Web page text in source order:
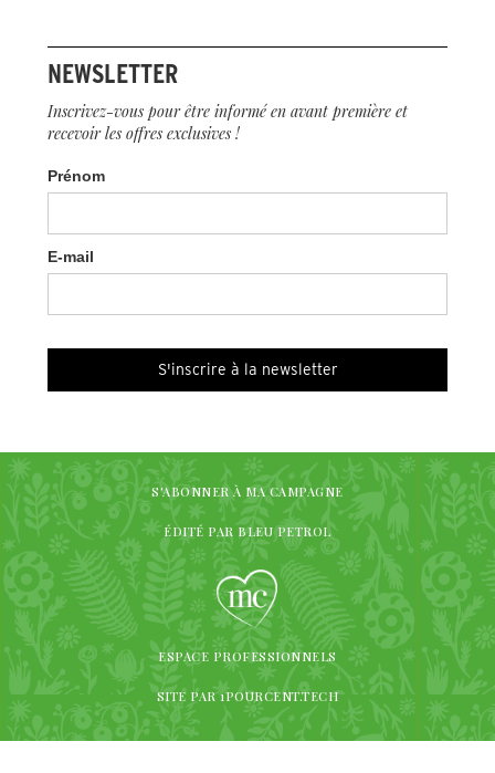
NEWSLETTER
Inscrivez-vous pour être informé en avant première et
recevoir les offres exclusives !
Prénom
E-mail
S'ABONNER À MA CAMPAGNE
ÉDITÉ PAR BLEU PETROL
ESPACE PROFESSIONNELS
SITE PAR 1POURCENT.TECH